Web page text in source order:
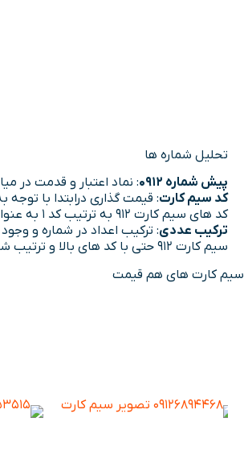
تحلیل شماره ها
پیش شماره 0912
: نماد اعتبار و قدمت در
کد سیم کارت: قیمت گذاری درابتدا با
کد های سیم کارت 912 به ترتیب کد 1 به عنوان گران ترین و در نهایت کد 9 و 0 به عنوان ارازان ترین خطوط 912 هستند.
ترکیب عددی: ترکیب اعداد در شماره و
سیم کارت 912 حتی با کد های بالا و ترتیب شماره های معمولی هم میتواند شما را متمایز از دیگران نشان دهد و این فرصت مناسبی است برای به دست آوردن فرصت های ناب در ارتباطات شما.
سیم کارت های هم قیمت